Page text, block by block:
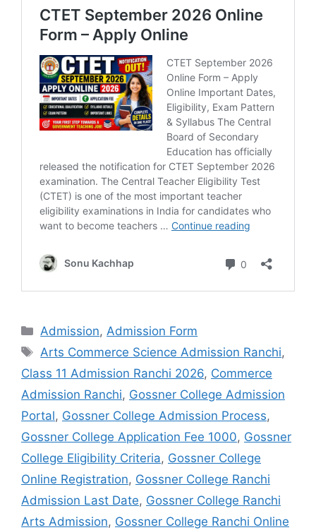
Admission,Admission Form
Arts Commerce Science Admission Ranchi,
Class 11 Admission Ranchi 2026, Commerce
Admission Ranchi, Gossner College Admission
Portal, Gossner College Admission Process,
Gossner College Application Fee 1000, Gossner
College Eligibility Criteria, Gossner College
Online Registration, Gossner College Ranchi
Admission Last Date, Gossner College Ranchi
Arts Admission, Gossner College Ranchi Online